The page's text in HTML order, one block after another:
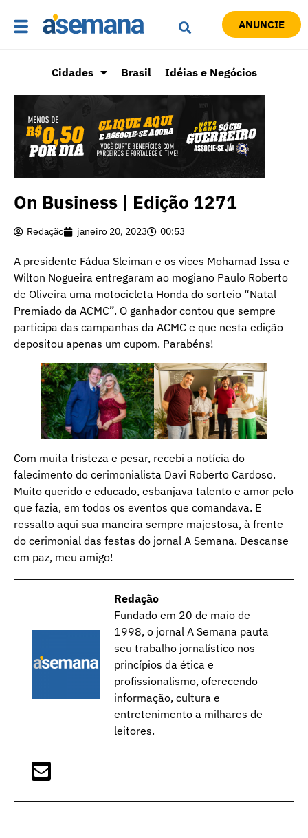
ANUNCIE
Cidades Brasil Idéias e Negócios
On Business | Edição 1271
Redação janeiro 20, 2023 00:53
A presidente Fádua Sleiman e os vices Mohamad Issa e
Wilton Nogueira entregaram ao mogiano Paulo Roberto
de Oliveira uma motocicleta Honda do sorteio “Natal
Premiado da ACMC”. O ganhador contou que sempre
participa das campanhas da ACMC e que nesta edição
depositou apenas um cupom. Parabéns!
Com muita tristeza e pesar, recebi a notícia do
falecimento do cerimonialista Davi Roberto Cardoso.
Muito querido e educado, esbanjava talento e amor pelo
que fazia, em todos os eventos que comandava. E
ressalto aqui sua maneira sempre majestosa, à frente
do cerimonial das festas do jornal A Semana. Descanse
em paz, meu amigo!
Redação
Fundado em 20 de maio de
1998, o jornal A Semana pauta
seu trabalho jornalístico nos
princípios da ética e
profissionalismo, oferecendo
informação, cultura e
entretenimento a milhares de
leitores.